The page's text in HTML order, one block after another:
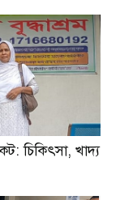
চিকিৎসা, খাদ্য